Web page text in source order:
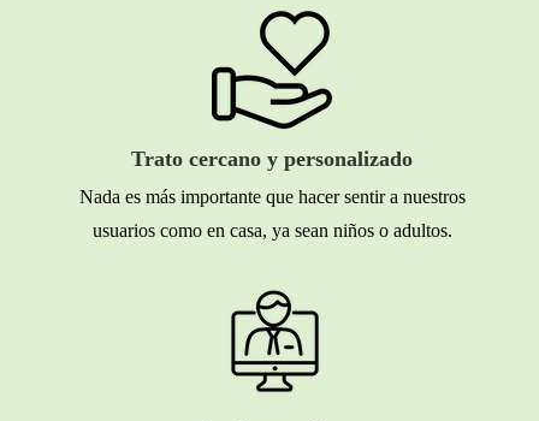
Trato cercano y personalizado
Nada es más importante que hacer sentir a nuestros
usuarios como en casa, ya sean niños o adultos.